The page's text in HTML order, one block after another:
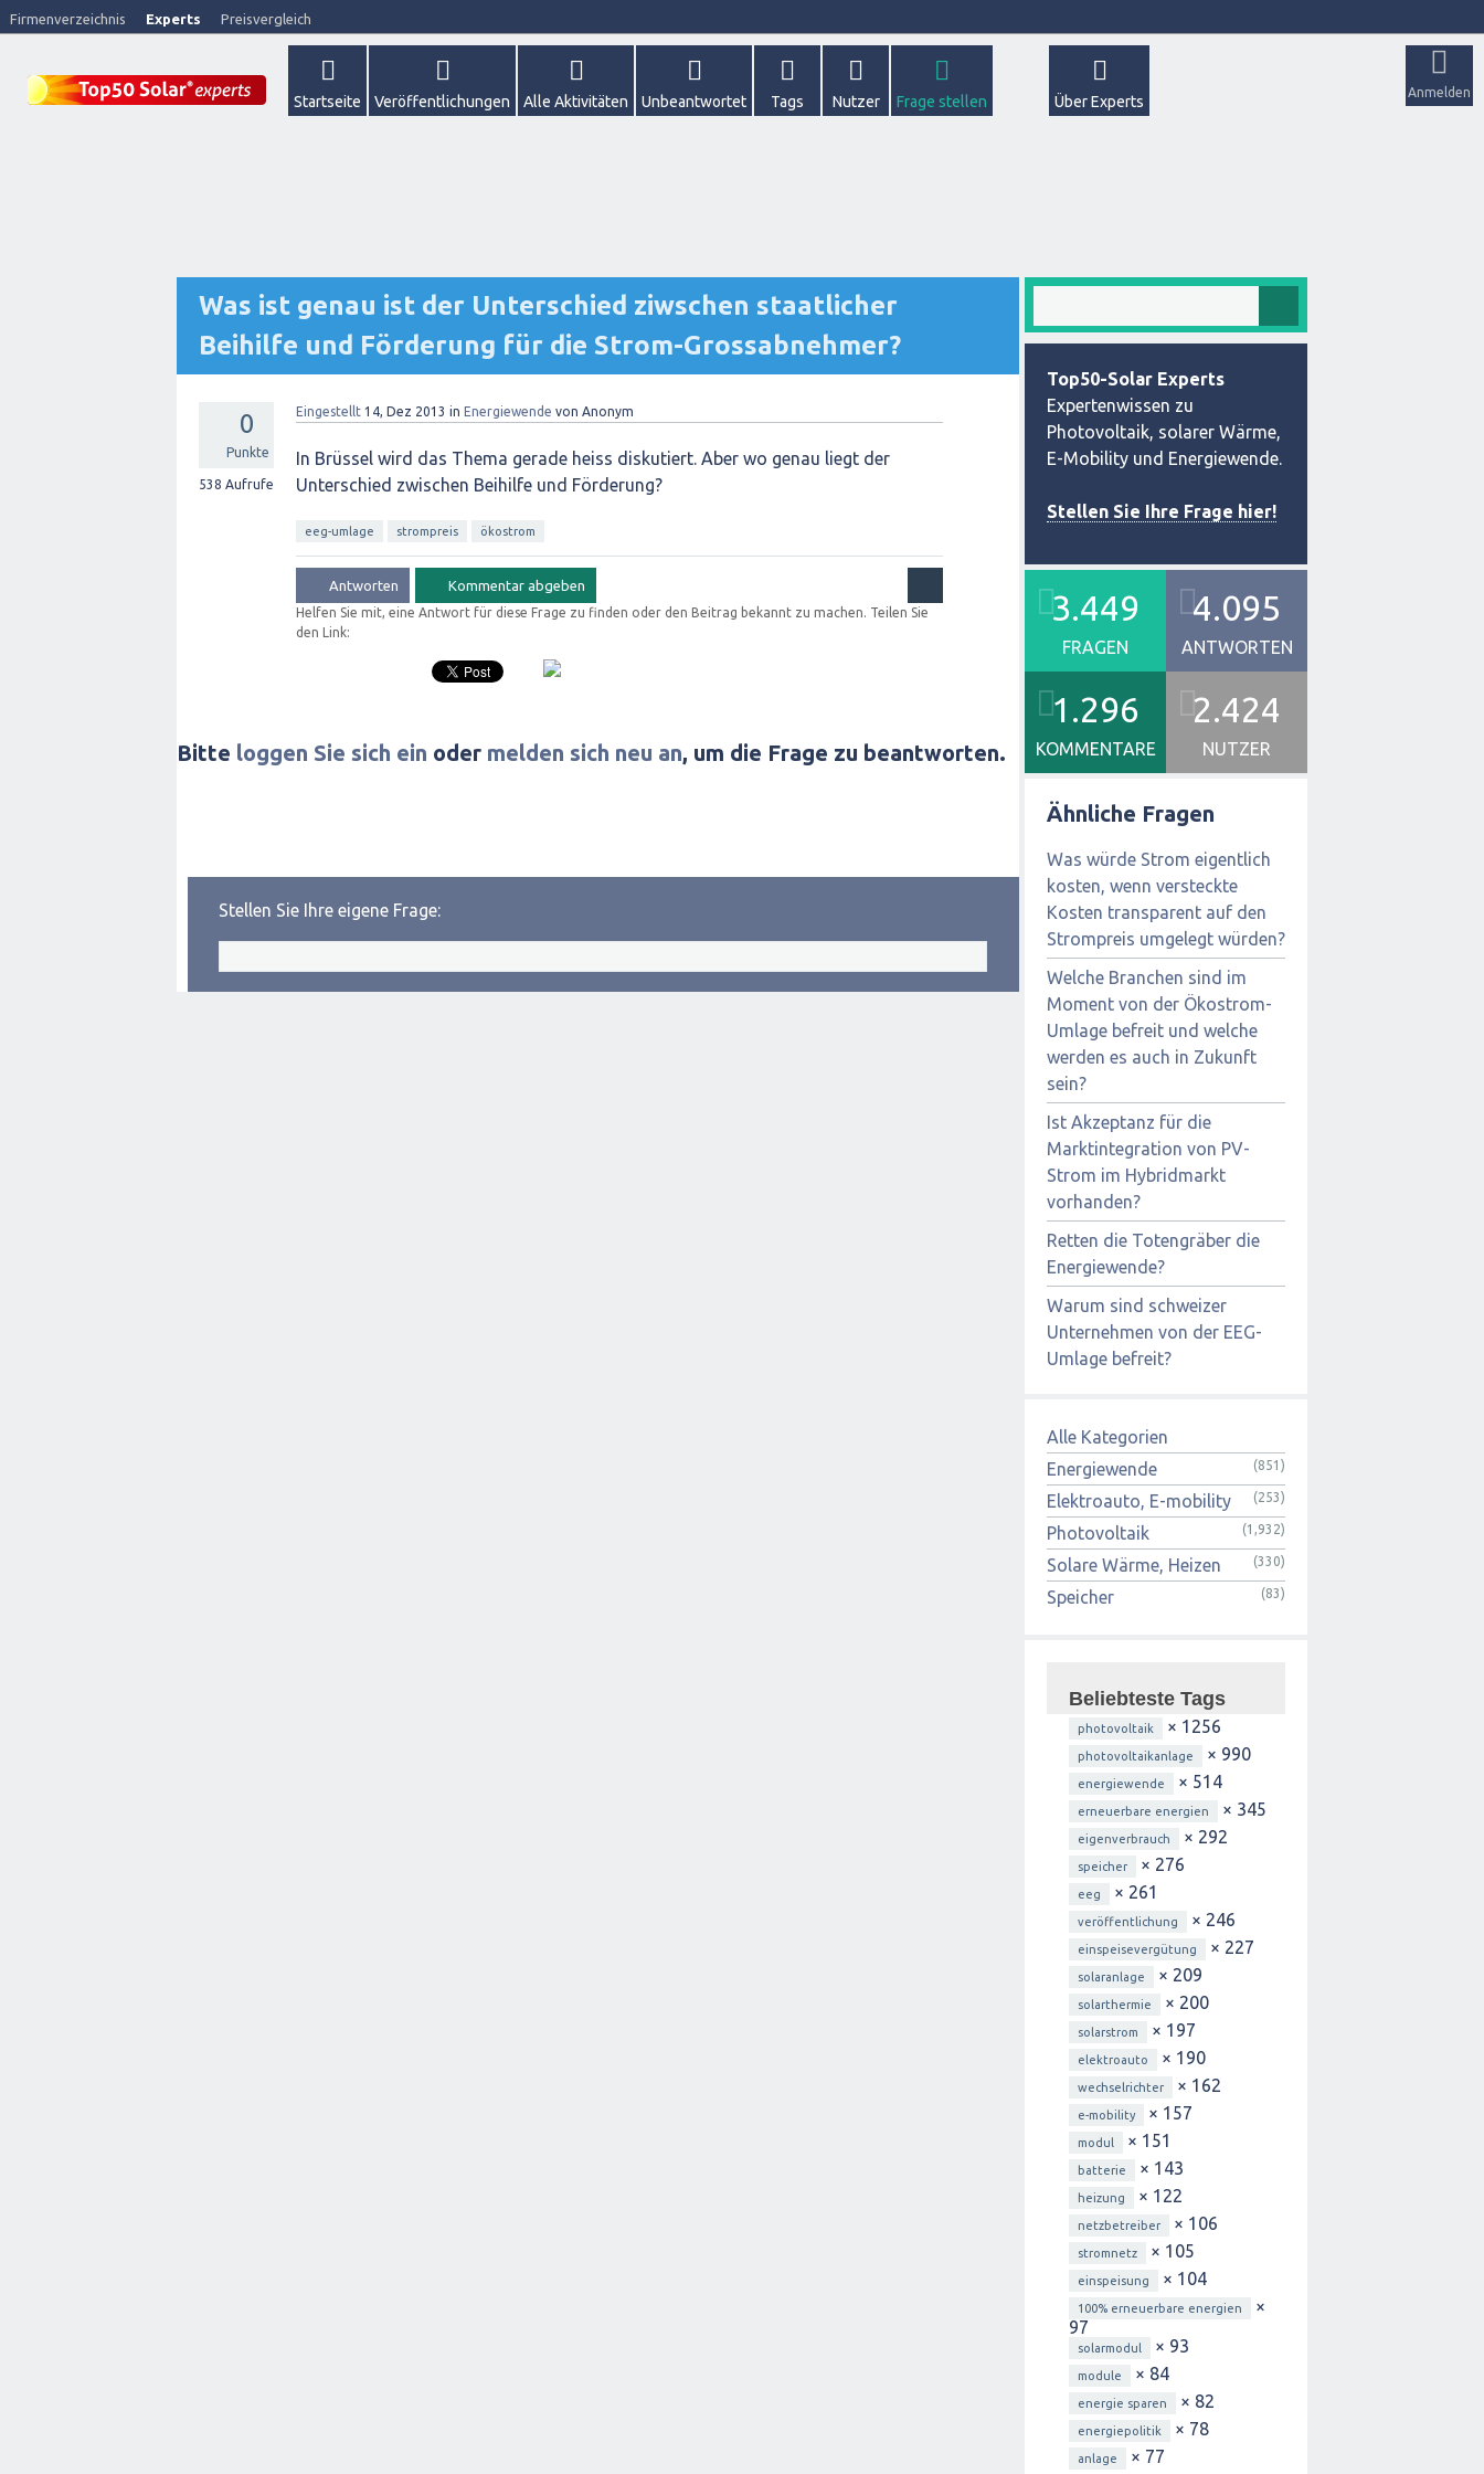
Firmenverzeichnis Experts Preisvergleich
Anmelden
Startseite Veröffentlichungen Alle Aktivitäten Unbeantwortet Tags Nutzer Frage stellen Über Experts
Was ist genau ist der Unterschied ziwschen staatlicher
Beihilfe und Förderung für die Strom-Grossabnehmer?
0
Punkte
538 Aufrufe
Eingestellt 14, Dez 2013 in Energiewende von Anonym
In Brüssel wird das Thema gerade heiss diskutiert. Aber wo genau liegt der
Unterschied zwischen Beihilfe und Förderung?
eeg-umlage strompreis ökostrom
Helfen Sie mit, eine Antwort für diese Frage zu finden oder den Beitrag bekannt zu machen. Teilen Sie
den Link:
Bitte loggen Sie sich ein oder melden sich neu an, um die Frage zu beantworten.
Stellen Sie Ihre eigene Frage:
Top50-Solar Experts
Expertenwissen zu
Photovoltaik, solarer Wärme,
E-Mobility und Energiewende.
Stellen Sie Ihre Frage hier!
3.449
FRAGEN
4.095
ANTWORTEN
1.296
KOMMENTARE
2.424
NUTZER
Ähnliche Fragen
Was würde Strom eigentlich
kosten, wenn versteckte
Kosten transparent auf den
Strompreis umgelegt würden?
Welche Branchen sind im
Moment von der Ökostrom-
Umlage befreit und welche
werden es auch in Zukunft
sein?
Ist Akzeptanz für die
Marktintegration von PV-
Strom im Hybridmarkt
vorhanden?
Retten die Totengräber die
Energiewende?
Warum sind schweizer
Unternehmen von der EEG-
Umlage befreit?
Alle Kategorien
Energiewende
(851)
Elektroauto, E-mobility (253)
Photovoltaik (1,932)
Solare Wärme, Heizen (330)
Speicher (83)
Beliebteste Tags
photovoltaik × 1256
photovoltaikanlage × 990
energiewende × 514
erneuerbare energien × 345
eigenverbrauch × 292
speicher × 276
eeg × 261
veröffentlichung × 246
einspeisevergütung × 227
solaranlage × 209
solarthermie × 200
solarstrom × 197
elektroauto × 190
wechselrichter × 162
e-mobility × 157
modul × 151
batterie × 143
heizung × 122
netzbetreiber × 106
stromnetz × 105
einspeisung × 104
100% erneuerbare energien
×
97
solarmodul × 93
module × 84
energie sparen × 82
energiepolitik × 78
anlage
× 77